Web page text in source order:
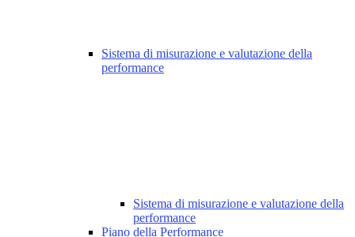
Sistema di misurazione e valutazione della
performance
Sistema di misurazione e valutazione della
performance
Piano della Performance